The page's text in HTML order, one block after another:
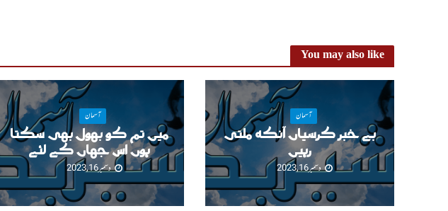
You may also like
آسمان
بے خبر کرسیاں آنکھ ملتی
رہیں
دسمبر 16, 2023
آسمان
میں تم کو بھول بھی سکتا
ہوں اس جہاں کے لئے
دسمبر 16, 2023